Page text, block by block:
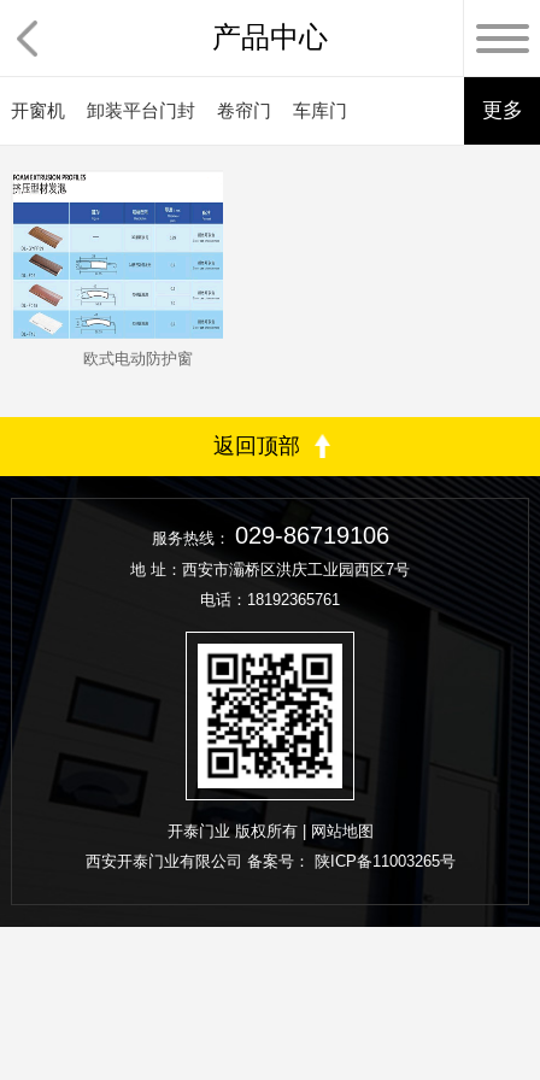
产品中心
开窗机 卸装平台门封 卷帘门 车库门 更多
欧式电动防护窗
返回顶部
服务热线： 029-86719106
地 址：西安市灞桥区洪庆工业园西区7号
电话： 18192365761
开泰门业 版权所有 |
网站地图
西安开泰门业有限公司 备案号： 陕ICP备11003265号